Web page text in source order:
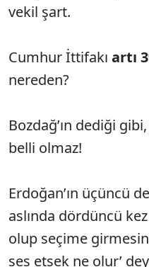
vekil şart.
Cumhur İttifakı artı
nereden?
Bozdağ’ın dediği
belli olmaz!
Erdoğan’ın üçüncü
aslında dördüncü
olup seçime
ses etsek ne olur’